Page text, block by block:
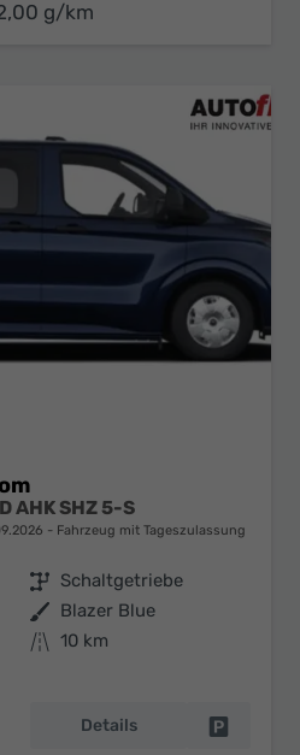
g/km
AHK SHZ 5-S
Fahrzeug mit Tageszulassung
Getriebe Schaltgetriebe
Außenfarbe Blazer Blue
Kilometerstand 10 km
Details